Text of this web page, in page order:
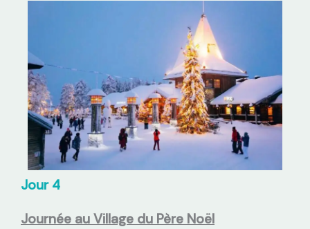
Jour 4
Journée au Village du Père Noël